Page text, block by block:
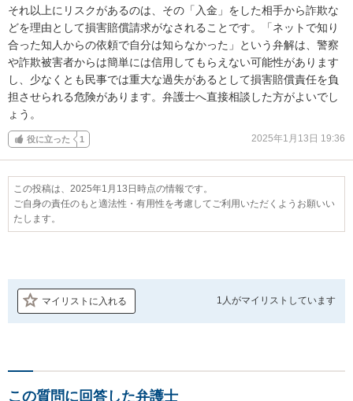
それ以上にリスクがあるのは、その「入金」をした相手から詐欺な
どを理由として損害賠償請求がなされることです。「ネットで知り
合った知人からの依頼で自分は知らなかった」という弁解は、警察
や詐欺被害者からは簡単には信用してもらえない可能性があります
し、少なくとも民事では重大な過失があるとして損害賠償責任を負
担させられる危険があります。弁護士へ直接相談した方がよいでし
ょう。
役に立った 1 2025年1月13日 19:36
この投稿は、2025年1月13日時点の情報です。
ご自身の責任のもと適法性・有用性を考慮してご利用いただくようお願いい
たします。
マイリストに入れる 1人がマイリストしています
この質問に回答した弁護士